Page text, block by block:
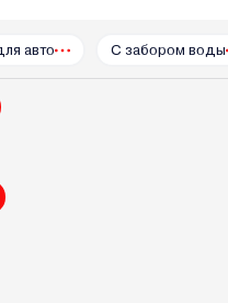
авто С забором воды